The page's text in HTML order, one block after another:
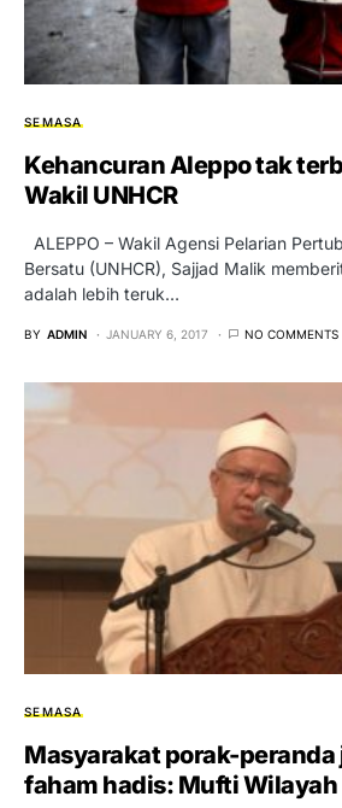
SEMASA
Kehancuran Aleppo tak
Wakil UNHCR
ALEPPO – Wakil Agensi Pelarian
Bersatu (UNHCR), Sajjad Malik
adalah lebih teruk…
BY ADMIN JANUARY 6, 2017 NO COMMENTS
SEMASA
Masyarakat porak-peranda
faham hadis: Mufti Wilayah